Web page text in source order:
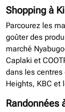
Shopping à
Parcourez les
goûter des
marché
Caplaki et
dans les
Heights, KBC et
Randonnées